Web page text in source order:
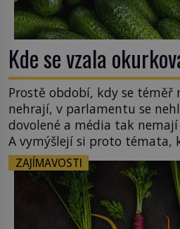
Kde se vzala
Prostě období, kdy se téměř
nehrají, v parlamentu se
dovolené a média tak
A vymýšlejí si proto témata,
nezajímají. Proč je však ona
zrovna s okurkami?
od poloviny 19. století,
ZAJÍMAVOSTI